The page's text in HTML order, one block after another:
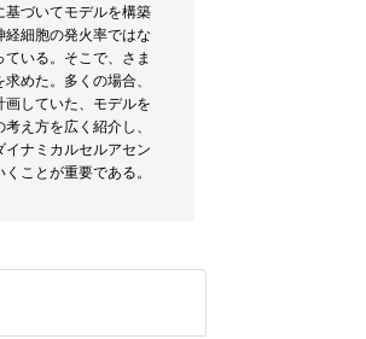
基づいてモデルを構築
細胞の発火率ではな
いる。そこで、さま
めた。多くの場合、
していた、モデルを
え方を広く紹介し、
ナミカルセルアセン
ことが重要である。